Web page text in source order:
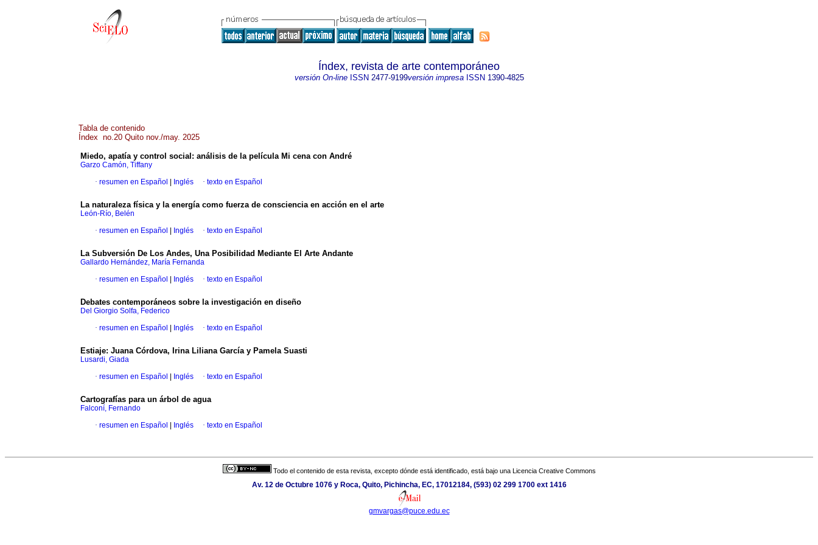
Índex, revista de arte contemporáneo
versión On-lineISSN 2477-9199versión impresaISSN 1390-4825
Tabla de contenido
Índex no.20 Quito nov./may. 2025
Miedo, apatía y control social: análisis de la película Mi cena con André
Garzo Camón, Tiffany
· resumen en Español Inglés · texto en Español
La naturaleza física y la energía como fuerza de consciencia en acción en el arte
León-Río, Belén
· resumen en Español Inglés · texto en Español
La Subversión De Los Andes, Una Posibilidad Mediante El Arte Andante
Gallardo Hernández, María Fernanda
· resumen en Español Inglés · texto en Español
Debates contemporáneos sobre la investigación en diseño
Del Giorgio Solfa, Federico
· resumen en Español Inglés · texto en Español
Estiaje: Juana Córdova, Irina Liliana García y Pamela Suasti
Lusardi, Giada
· resumen en Español Inglés · texto en Español
Cartografías para un árbol de agua
Falconí, Fernando
· resumen en Español Inglés · texto en Español
Todo el contenido de esta revista, excepto dónde está identificado, está bajo una Licencia Creative Commons
Av. 12 de Octubre 1076 y Roca, Quito, Pichincha, EC, 17012184, (593) 02 299 1700 ext 1416
gmvargas@puce.edu.ec